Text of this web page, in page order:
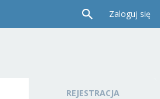
Zaloguj się
REJESTRACJA